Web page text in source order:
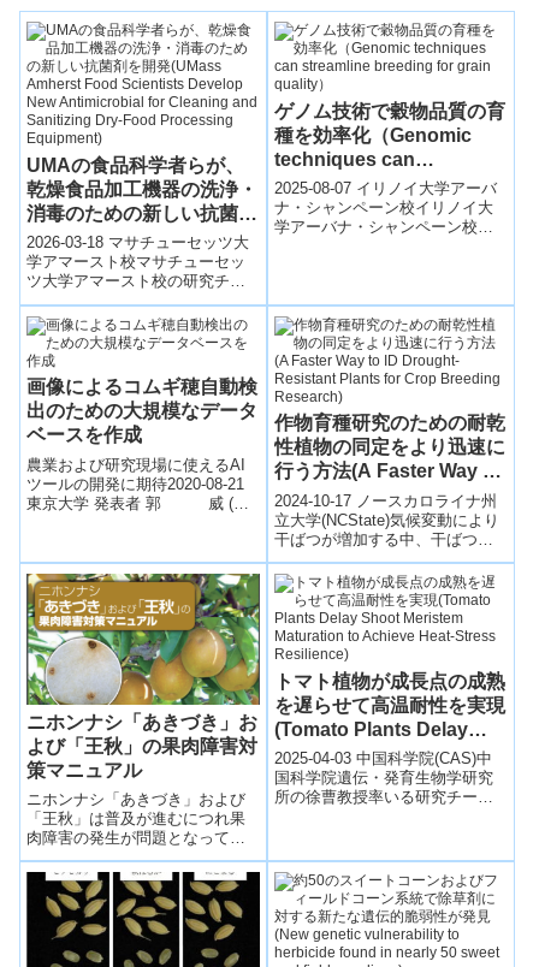
UMAの食品科学者らが、
乾燥食品加工機器の洗浄・
消毒のための新しい抗菌剤
を開発(UMass Amherst
Food Scientists Develop
New Antimicrobial for
Cleaning and Sanitizing
Dry-Food Processing
Equipment)
2026-03-18 マサチューセッツ大
学アマースト校マサチューセッ
ツ大学アマースト校の研究チー
ムは、食品加工環境向けに新し
い抗菌乾式洗浄・殺菌技術を開
発した。...
ゲノム技術で穀物品質の育
種を効率化（Genomic
techniques can
streamline breeding for
grain quality）
2025-08-07 イリノイ大学アーバ
ナ・シャンペーン校イリノイ大
学アーバナ・シャンペーン校の
画像によるコムギ穂自動検
出のための大規模なデータ
ベースを作成
農業および研究現場に使えるAI
ツールの開発に期待2020-08-21
東京大学 発表者 郭 威 (東
教...
作物育種研究のための耐乾
性植物の同定をより迅速に
行う方法(A Faster Way to
ID Drought-Resistant
Plants for Crop Breeding
Research)
2024-10-17 ノースカロライナ州
立大学(NCState)気候変動により
干ばつが増加する中、干ばつ耐
性作物の育種研究が重要視され
ています。しかし、個々の植...
ニホンナシ「あきづき」お
よび「王秋」の果肉障害対
策マニュアル
ニホンナシ「あきづき」および
「王秋」は普及が進むにつれ果
肉障害の発生が問題となってき
た。果肉障害の発生を軽減する
対策技術に関して、生産現場で
利用できるように具体的にわか
りやすく述べた技術マニュアル
を刊行した。
トマト植物が成長点の成熟
を遅らせて高温耐性を実現
(Tomato Plants Delay
Shoot Meristem
Maturation to Achieve
Heat-Stress Resilience)
2025-04-03 中国科学院(CAS)​中
国科学院遺伝・発育生物学研究
所の徐曹教授率いる研究チーム